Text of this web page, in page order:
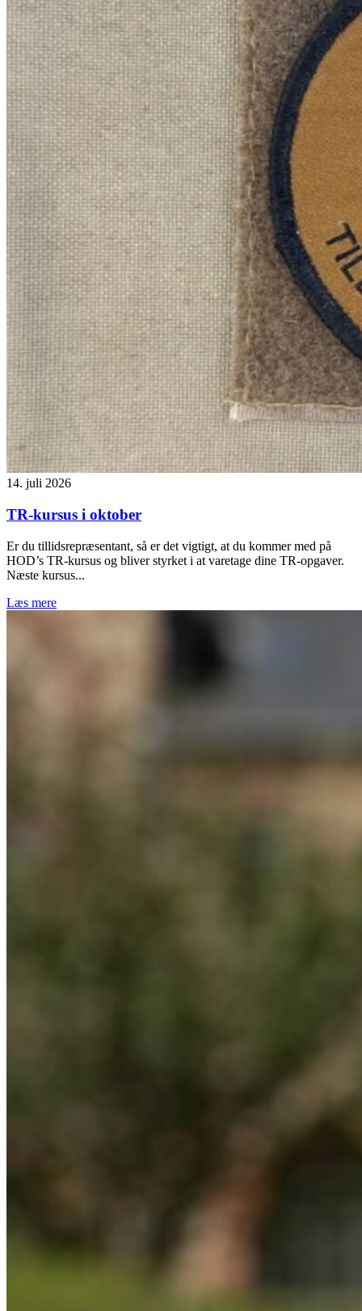
14. juli 2026
TR-kursus i oktober
Er du tillidsrepræsentant, så er det vigtigt, at du kommer med på
HOD’s TR-kursus og bliver styrket i at varetage dine TR-opgaver.
Næste kursus...
Læs mere